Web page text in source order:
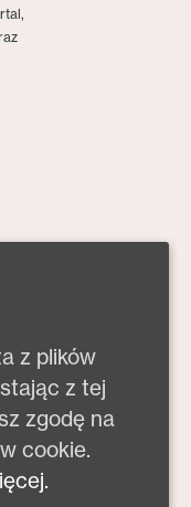
z plików
z tej
zgodę na
cookie.